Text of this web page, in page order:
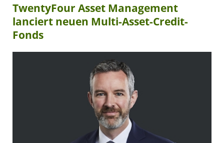
TwentyFour Asset Management
lanciert neuen Multi-Asset-Credit-
Fonds